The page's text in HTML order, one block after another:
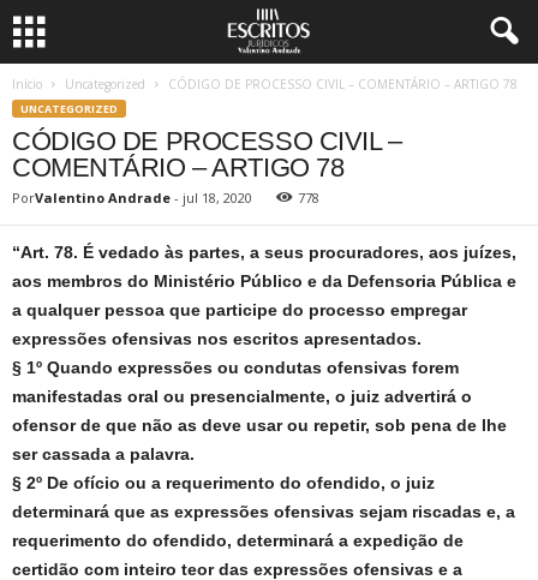
Início Uncategorized CÓDIGO DE PROCESSO CIVIL – COMENTÁRIO – ARTIGO 78
UNCATEGORIZED
CÓDIGO DE PROCESSO CIVIL –
COMENTÁRIO – ARTIGO 78
PorValentino Andrade - jul 18, 2020 778
“Art. 78. É vedado às partes, a seus procuradores, aos juízes,
aos membros do Ministério Público e da Defensoria Pública e
a qualquer pessoa que participe do processo empregar
expressões ofensivas nos escritos apresentados.
§ 1º Quando expressões ou condutas ofensivas forem
manifestadas oral ou presencialmente, o juiz advertirá o
ofensor de que não as deve usar ou repetir, sob pena de lhe
ser cassada a palavra.
§ 2º De ofício ou a requerimento do ofendido, o juiz
determinará que as expressões ofensivas sejam riscadas e, a
requerimento do ofendido, determinará a expedição de
certidão com inteiro teor das expressões ofensivas e a